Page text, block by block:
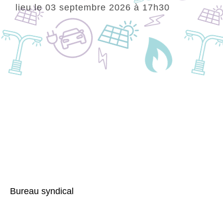
lieu le 03 septembre 2026 à 17h30
Bureau syndical